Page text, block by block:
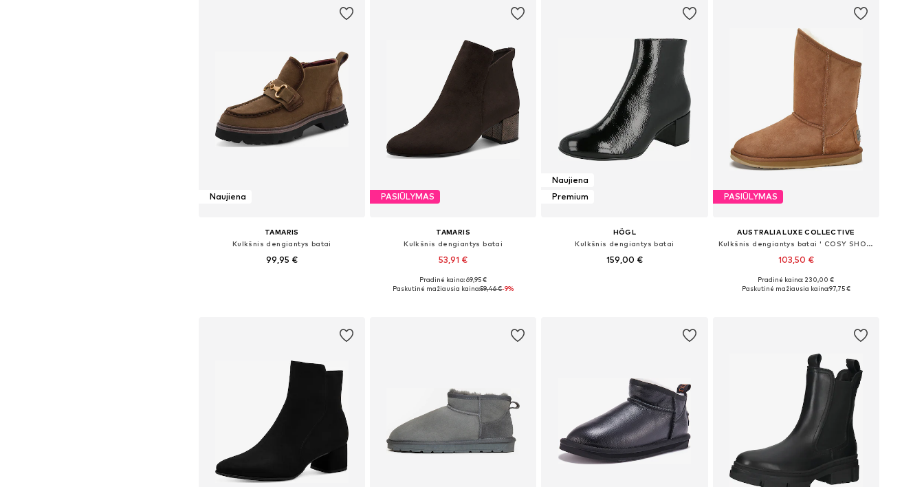
Naujiena
TAMARIS
Kulkšnis dengiantys batai
99,95 €
PASIŪLYMAS
TAMARIS
Kulkšnis dengiantys batai
53,91 €
+1
Yra daugybė dydžių
Pradinė kaina: 69,95 €
Paskutinė mažiausia kaina:59,46 €-9%
Naujiena
Premium
HÖGL
Kulkšnis dengiantys batai
159,00 €
PASIŪLYMAS
AUSTRALIA LUXE COLLECTIVE
Kulkšnis dengiantys batai ' COSY SHORT '
103,50 €
Yra daugybė dydžių
Pradinė kaina: 230,00 €
Paskutinė mažiausia kaina:97,75 €